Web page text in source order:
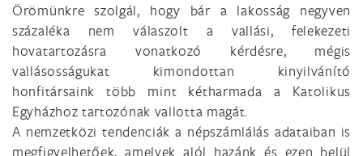
Örömünkre szolgál, hogy bár a lakosság negyven
százaléka nem válaszolt a vallási, felekezeti
hovatartozásra vonatkozó kérdésre, mégis
vallásosságukat kimondottan kinyilvánító
honfitársaink több mint kétharmada a Katolikus
Egyházhoz tartozónak vallotta magát.
A nemzetközi tendenciák a népszámlálás adataiban is
megfigyelhetőek, amelyek alól hazánk és ezen belül